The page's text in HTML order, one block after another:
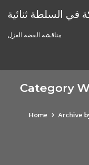
في السلطة ثنائية
مناقشة الفضة الغزل
Category
Home Archive